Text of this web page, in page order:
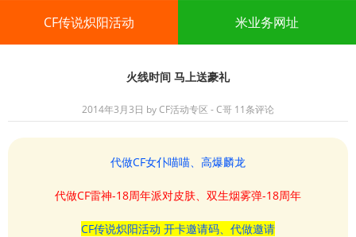
CF传说炽阳活动 米业务网址
火线时间 马上送豪礼
2014年3月3日 byCF活动专区 - C哥 11条评论
代做CF女仆喵喵、高爆麟龙
代做CF雷神-18周年派对皮肤、双生烟雾弹-18周年
CF传说炽阳活动 开卡邀请码、代做邀请